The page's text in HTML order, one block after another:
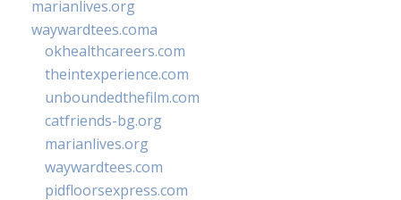
marianlives.org
waywardtees.coma
okhealthcareers.com
theintexperience.com
unboundedthefilm.com
catfriends-bg.org
marianlives.org
waywardtees.com
pidfloorsexpress.com